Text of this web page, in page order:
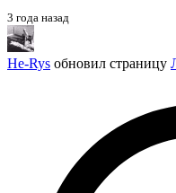
3 года назад
He-Rys обновил страницу